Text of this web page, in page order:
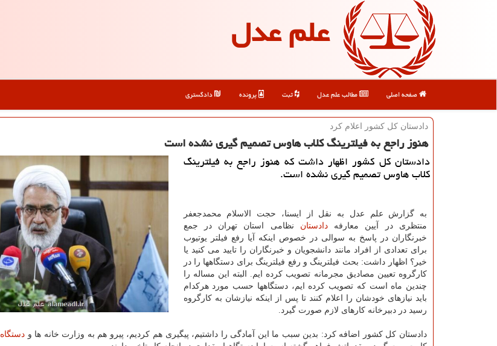
علم عدل
صفحه اصلی مطالب علم عدل ثبت پرونده دادگستری
دادستان كل كشور اعلام كرد
هنوز راجع به فیلترینگ كلاب هاوس تصمیم گیری نشده است
دادستان کل کشور اظهار داشت که هنوز راجع به فیلترینگ
کلاب هاوس تصمیم گیری نشده است.
به گزارش علم عدل به نقل از ایسنا، حجت الاسلام محمدجعفر
منتظری در آیین معارفهدادستان نظامی استان تهران در جمع
خبرنگاران در پاسخ به سوالی در خصوص اینکه آیا رفع فیلتر یوتیوب
برای تعدادی از افراد مانند دانشجویان و خبرنگاران را تایید می کنید یا
خیر؟ اظهار داشت: بحث فیلترینگ و رفع فیلترینگ برای دستگاهها را در
کارگروه تعیین مصادیق مجرمانه تصویب کرده ایم. البته این مساله را
چندین ماه است که تصویب کرده ایم، دستگاهها حسب مورد هرکدام
باید نیازهای خودشان را اعلام کنند تا پس از اینکه نیازشان به کارگروه
رسید در دبیرخانه کارهای لازم صورت گیرد.
دادستان کل کشور اضافه کرد: بدین سبب ما این آمادگی را داشتیم، پیگیری هم کردیم، پیرو هم به وزارت خانه ها و دستگاه